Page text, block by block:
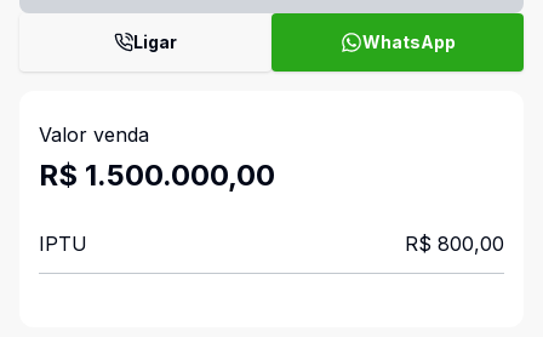
Ligar WhatsApp
Valor venda
R$ 1.500.000,00
IPTU R$ 800,00